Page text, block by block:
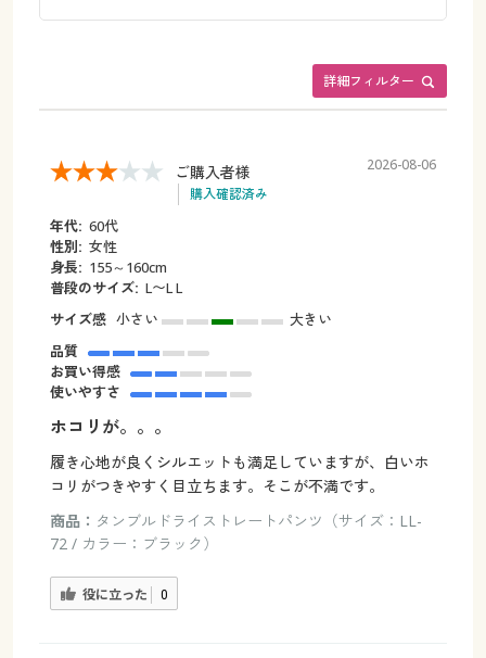
詳細フィルター
ご購入者様
購入確認済み
2026-08-06
年代: 60代
性別: 女性
身長: 155～160cm
普段のサイズ: L〜L L
サイズ感 小さい
大きい
品質
お買い得感
使いやすさ
ホコリが。。。
履き心地が良くシルエットも満足していますが、白いホ
コリがつきやすく目立ちます。そこが不満です。
商品： タンブルドライストレートパンツ（サイズ：LL-
72 / カラー：ブラック）
役に立った 0